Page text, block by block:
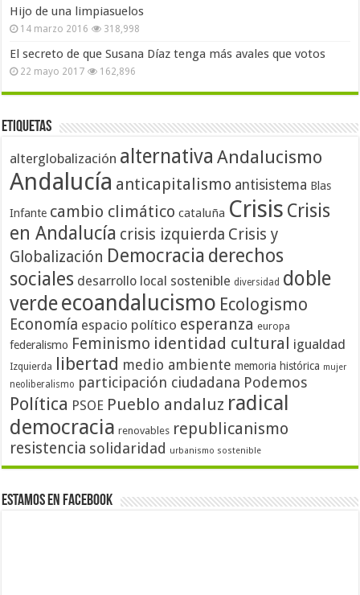
Hijo de una limpiasuelos
14 marzo 2016 318,998
El secreto de que Susana Díaz tenga más avales que votos
22 mayo 2017 162,896
Etiquetas
alterglobalización alternativa Andalucismo
Andalucía anticapitalismo antisistema Blas
Infante cambio climático cataluña Crisis Crisis
en Andalucía crisis izquierda Crisis y
Globalización Democracia derechos
sociales desarrollo local sostenible diversidad doble
verdeecoandalucismo Ecologismo
Economía espacio político esperanza europa
federalismo Feminismo identidad cultural igualdad
Izquierda libertad medio ambiente memoria histórica mujer
neoliberalismo participación ciudadana Podemos
Política PSOE Pueblo andaluz radical
democracia renovables republicanismo
resistencia solidaridad urbanismo sostenible
Estamos en Facebook